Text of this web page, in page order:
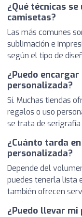
¿Qué técnicas
camisetas?
Las más comunes
sublimación e
según el tipo de
¿Puedo
personalizada?
Sí. Muchas tiendas
regalos o uso
se trata de serigrafía
¿Cuánto tarda
personalizada?
Depende del
puedes tenerla lista
también ofrecen
¿Puedo llevar mi